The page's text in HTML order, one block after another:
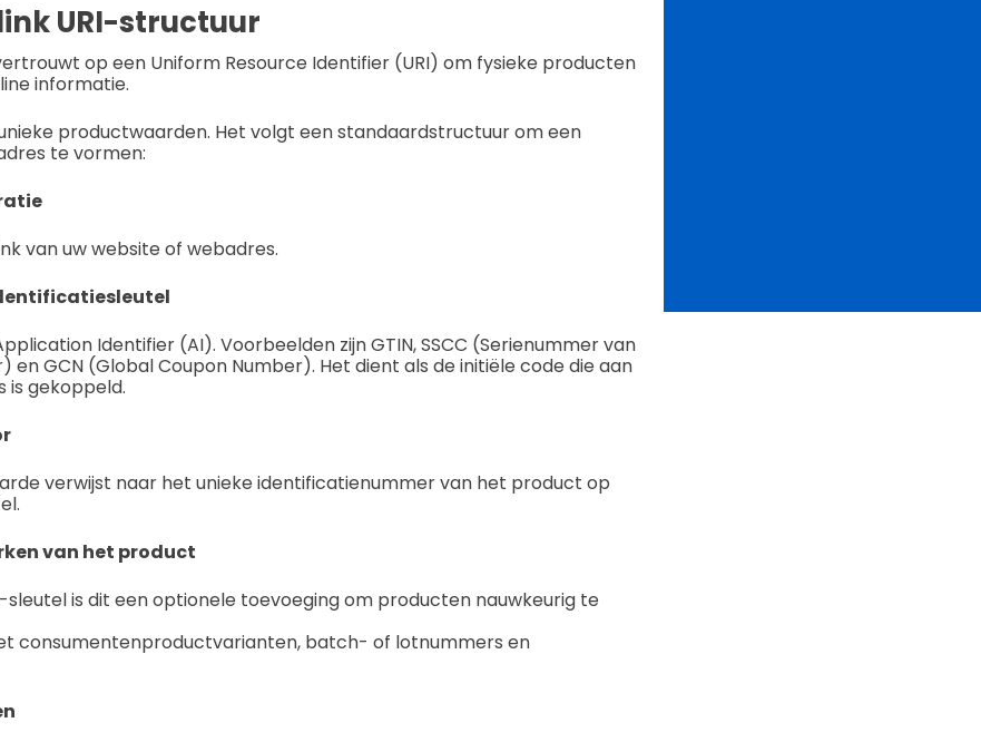
URI-structuur
op een Uniform Resource Identifier (URI) om fysieke producten
informatie.
unieke productwaarden. Het volgt een standaardstructuur om een
te vormen:
van uw website of webadres.
Identifier (AI). Voorbeelden zijn GTIN, SSCC (Serienummer van
en GCN (Global Coupon Number). Het dient als de initiële code die aan
is gekoppeld.
verwijst naar het unieke identificatienummer van het product op
van het product
sleutel is dit een optionele toevoeging om producten nauwkeurig te
consumentenproductvarianten, batch- of lotnummers en